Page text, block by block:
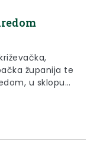
županija te
u sklopu